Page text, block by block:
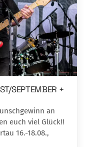
SEPTEMBER +
an
euch viel Glück!!
16.-18.08.,